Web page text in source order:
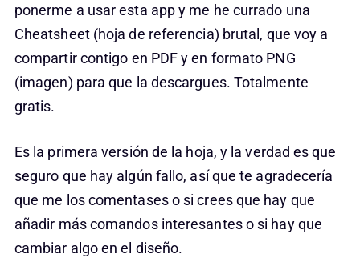
ponerme a usar esta app y me he currado una
Cheatsheet (hoja de referencia) brutal, que voy a
compartir contigo en PDF y en formato PNG
(imagen) para que la descargues. Totalmente
gratis.
Es la primera versión de la hoja, y la verdad es que
seguro que hay algún fallo, así que te agradecería
que me los comentases o si crees que hay que
añadir más comandos interesantes o si hay que
cambiar algo en el diseño.